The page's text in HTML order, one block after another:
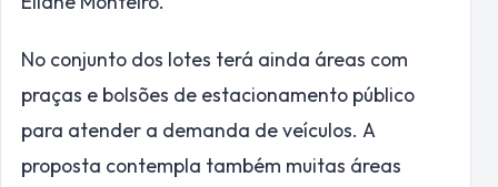
No conjunto dos lotes terá ainda áreas com
praças e bolsões de estacionamento público
para atender a demanda de veículos. A
proposta contempla também muitas áreas